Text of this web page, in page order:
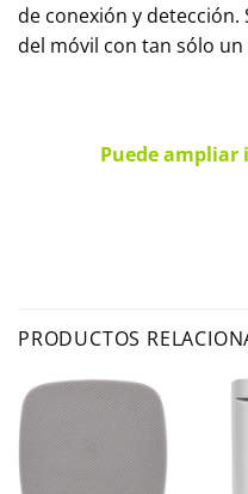
de conexión y detección.
del móvil con tan sólo un
Puede ampliar
PRODUCTOS